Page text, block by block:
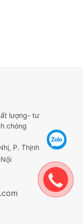
lượng- tư
chóng
P. Thịnh